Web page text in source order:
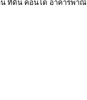
น ที่ดิน คอนโด อาคารพา